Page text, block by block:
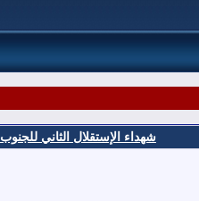
شهداء الإستقلال الثاني للجنوب